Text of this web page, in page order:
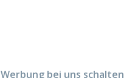
Werbung bei uns schalten